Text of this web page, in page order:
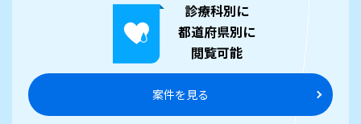
診療科別に
都道府県別に
閲覧可能
案件を見る